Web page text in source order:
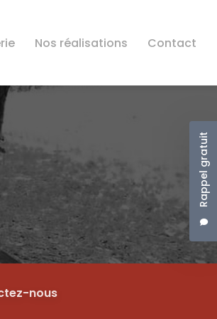
Rappel gratuit
Nos réalisations Contact
nous